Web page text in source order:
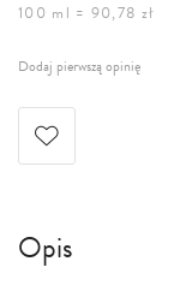
100 ml = 90,78 zł
Dodaj pierwszą opinię
Opis